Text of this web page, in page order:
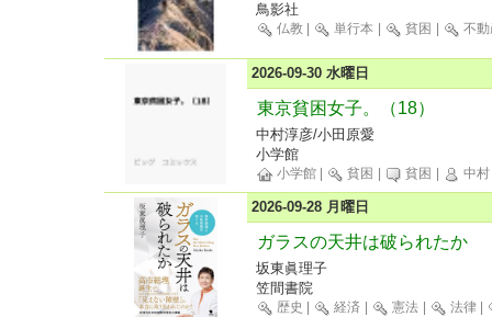
鳥影社
仏教 単行本 貧困 不動
2026-09-30 水曜日
東京貧困女子。（18）
中村淳彦/小田原愛
小学館
小学館 貧困 貧困 中村
2026-09-28 月曜日
ガラスの天井は破られたか
坂東眞理子
笠間書院
歴史 経済 憲法 法律